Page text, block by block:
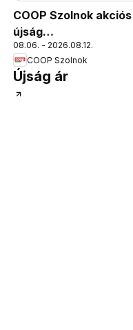
COOP Szolnok akciós
újság
Békésszentandrás
08.06. - 2026.08.12.
COOP Szolnok
Újság ár